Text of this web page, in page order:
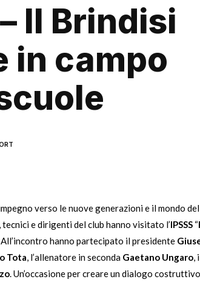
Il Brindisi
in campo
verso le nuove generazioni e il mondo
e dirigenti del club hanno visitato l’IPSSS “
hanno partecipato il presidente
Tota, l’allenatore in seconda Gaetano Ungaro,
. Un’occasione per creare un dialogo